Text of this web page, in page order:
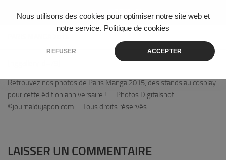
Nous utilisons des cookies pour optimiser notre site web et
notre service. Politique de cookies
REFUSER ACCEPTER
Skip to content
Retrouvez nos photos de Paris Manga 2015, des stands au cosplay
pour cette édition anniversaire ! – Photos Digitalshot
©journaldujapon.com – Tous droits réservés
LAISSER UN COMMENTAIRE